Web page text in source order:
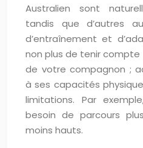
Australien sont
tandis que d’autres
d’entraînement et
non plus de tenir compte
de votre compagnon ;
à ses capacités
limitations. Par
besoin de parcours
moins hauts.